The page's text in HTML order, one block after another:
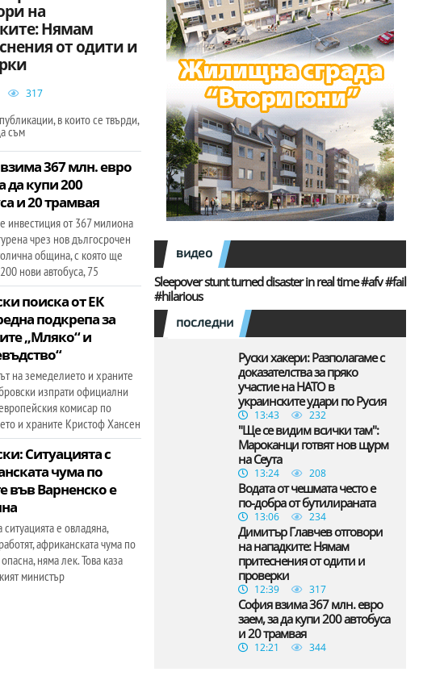
на
Нямам
от одити и
317
в които се твърди,
съм
367 млн. евро
да купи 200
и 20 трамвая
инвестиция от 367 милиона
чрез нов дългосрочен
община, с която ще
нови автобуса, 75
поиска от ЕК
подкрепа за
„Мляко“ и
на земеделието и храните
изпрати официални
комисар по
и храните Кристоф Хансен
Ситуацията с
чума по
във Варненско е
е овладяна,
африканската чума по
няма лек. Това каза
министър
видео
Sleepover stunt turned disaster in real time #afv #fail
#hilarious
последни
Руски хакери: Разполагаме с
доказателства за пряко
участие на НАТО в
украинските удари по Русия
13:43 232
"Ще се видим всички там":
Мароканци готвят нов щурм
на Сеута
13:24 208
Водата от чешмата често е
по-добра от бутилираната
13:06 234
Димитър Главчев отговори
на нападките: Нямам
притеснения от одити и
проверки
12:39 317
София взима 367 млн. евро
заем, за да купи 200 автобуса
и 20 трамвая
12:21 344